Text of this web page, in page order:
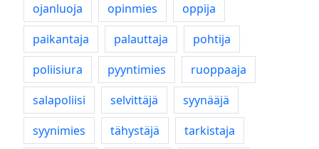
ojanluoja
opinmies
oppija
paikantaja
palauttaja
pohtija
poliisiura
pyyntimies
ruoppaaja
salapoliisi
selvittäjä
syynääjä
syynimies
tähystäjä
tarkistaja